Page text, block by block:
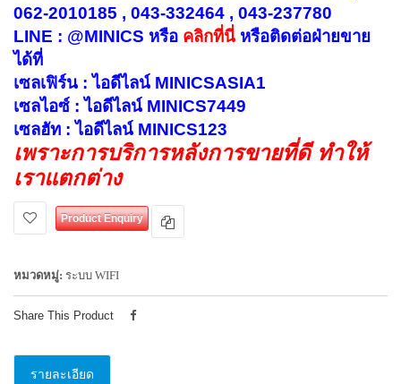
062-2010185 , 043-332464 , 043-237780
LINE : @MINICS หรือ คลิกที่นี่ หรือติดต่อฝ่ายขาย
ได้ที่
เซลเฟิร์น : ไอดีไลน์ MINICSASIA1
เซลไอซ์ : ไอดีไลน์ MINICS7449
เซลฮัท : ไอดีไลน์ MINICS123
เพราะการบริการหลังการขายที่ดี ทำให้
เราแตกต่าง
Product Enquiry
หมวดหมู่: ระบบ WIFI
Share This Product
รายละเอียด